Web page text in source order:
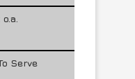
Serve